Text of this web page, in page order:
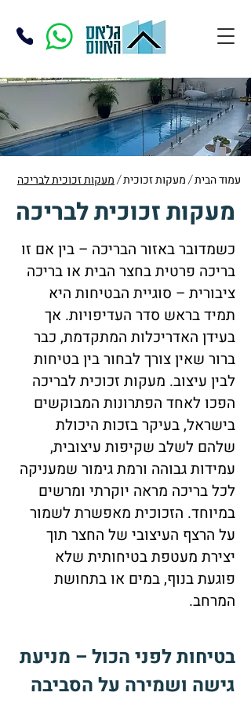
עמוד הבית/מעקות זכוכית/מעקות זכוכית לבריכה
מעקות זכוכית לבריכה
כשמדובר באזור הבריכה – בין אם זו
בריכה פרטית בחצר הבית או בריכה
ציבורית – סוגיית הבטיחות היא
תמיד בראש סדר העדיפויות. אך
בעידן האדריכלות המתקדמת, כבר
ברור שאין צורך לבחור בין בטיחות
לבין עיצוב. מעקות זכוכית לבריכה
הפכו לאחד הפתרונות המבוקשים
בישראל, בעיקר בזכות היכולת
שלהם לשלב שקיפות עיצובית,
עמידות גבוהה ורמת גימור שמעניקה
לכל בריכה מראה יוקרתי ומרשים
במיוחד. הזכוכית מאפשרת לשמור
על הרצף העיצובי של החצר תוך
יצירת מעטפת בטיחותית שלא
פוגעת בנוף, במים או בתחושת
המרחב.
בטיחות לפני הכול – מניעת
גישה ושמירה על הסביבה